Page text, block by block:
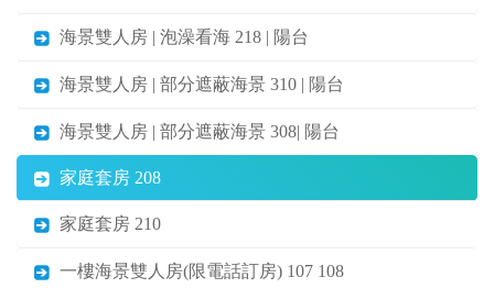
海景雙人房 | 泡澡看海 218 | 陽台
海景雙人房 | 部分遮蔽海景 310 | 陽台
海景雙人房 | 部分遮蔽海景 308| 陽台
家庭套房 208
家庭套房 210
一樓海景雙人房(限電話訂房) 107 108